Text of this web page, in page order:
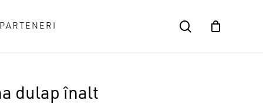
PARTENERI search
dulap înalt